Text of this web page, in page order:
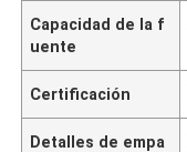
Capacidad de la f
uente
Certificación
Detalles de empa